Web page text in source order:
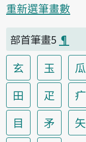
重新選筆畫數
部首筆畫5 ¶
玄 玉 瓜
田
疋 疒
目
矛 矢